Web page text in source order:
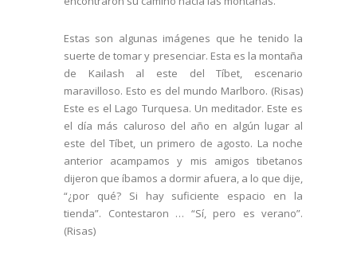
Estas son algunas imágenes que he tenido la
suerte de tomar y presenciar. Esta es la montaña
de Kailash al este del Tíbet, escenario
maravilloso. Esto es del mundo Marlboro. (Risas)
Este es el Lago Turquesa. Un meditador. Este es
el día más caluroso del año en algún lugar al
este del Tíbet, un primero de agosto. La noche
anterior acampamos y mis amigos tibetanos
dijeron que íbamos a dormir afuera, a lo que dije,
“¿por qué? Si hay suficiente espacio en la
tienda”. Contestaron … “Sí, pero es verano”.
(Risas)